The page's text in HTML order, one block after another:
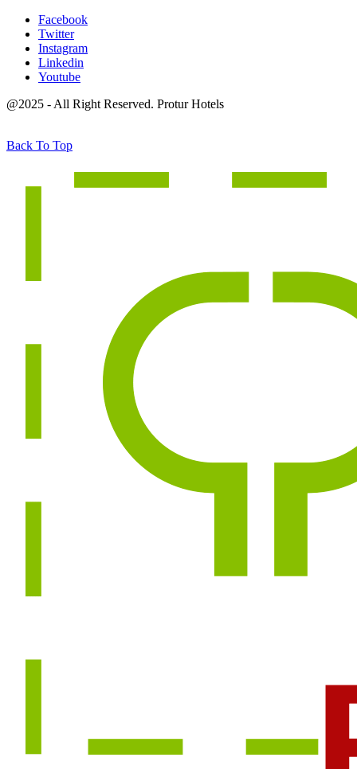
Facebook
Twitter
Instagram
Linkedin
Youtube
@2025 - All Right Reserved. Protur Hotels
Back To Top